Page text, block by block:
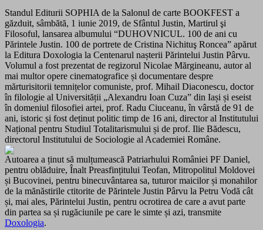
Standul Editurii SOPHIA de la Salonul de carte BOOKFEST a
găzduit, sâmbătă, 1 iunie 2019, de Sfântul Justin, Martirul şi
Filosoful, lansarea albumului “DUHOVNICUL. 100 de ani cu
Părintele Justin. 100 de portrete de Cristina Nichituş Roncea” apărut
la Editura Doxologia la Centenarul nașterii Părintelui Justin Pârvu.
Volumul a fost prezentat de regizorul Nicolae Mărgineanu, autor al
mai multor opere cinematografice și documentare despre
mărturisitorii temnițelor comuniste, prof. Mihail Diaconescu, doctor
în filologie al Universității „Alexandru Ioan Cuza” din Iași și eseist
în domeniul filosofiei artei, prof. Radu Ciuceanu, în vârstă de 91 de
ani, istoric și fost deținut politic timp de 16 ani, director al Institutului
Național pentru Studiul Totalitarismului și de prof. Ilie Bădescu,
directorul Institutului de Sociologie al Academiei Române.
Autoarea a ținut să mulțumească Patriarhului României PF Daniel,
pentru oblăduire, Înalt Preasfințitului Teofan, Mitropolitul Moldovei
și Bucovinei, pentru binecuvântarea sa, tuturor maicilor și monahilor
de la mănăstirile ctitorite de Părintele Justin Pârvu la Petru Vodă cât
și, mai ales, Părintelui Justin, pentru ocrotirea de care a avut parte
din partea sa și rugăciunile pe care le simte și azi, transmite
Doxologia.